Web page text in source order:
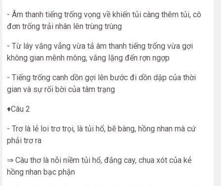
- Âm thanh tiếng trống vọng về khiến tủi càng thêm tủi, cô
đơn trống trải nhân lên trùng trùng
- Từ láy văng vẳng vừa tả âm thanh tiếng trống vừa gợi
không gian mênh mông, vắng lặng đến rợn ngợp
- Tiếng trống canh dồn gợi lên bước đi dồn dập của thời
gian và sự rối bời của tâm trạng
♦Câu 2
- Trơ là lẻ loi trơ trọi, là tủi hổ, bẽ bàng, hồng nhan mà cứ
phải trơ ra
⇒ Câu thơ là nỗi niềm tủi hổ, đắng cay, chua xót của kẻ
hồng nhan bạc phận